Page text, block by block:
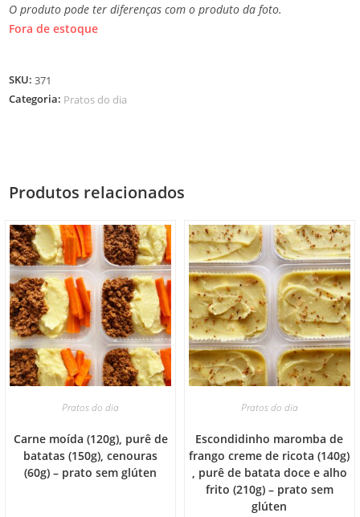
O produto pode ter diferenças com o produto da foto.
Fora de estoque
SKU:371
Categoria: Pratos do dia
Produtos relacionados
Pratos do dia
Carne moída (120g), purê de
batatas (150g), cenouras
(60g) – prato sem glúten
Pratos do dia
Escondidinho maromba de
frango creme de ricota (140g)
, purê de batata doce e alho
frito (210g) – prato sem
glúten